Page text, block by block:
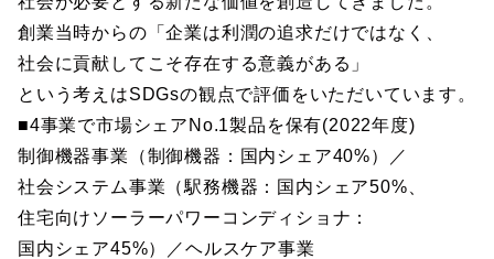
創業当時からの「企業は利潤の追求だけではなく、
社会に貢献してこそ存在する意義がある」
という考えはSDGsの観点で評価をいただいています。
■4事業で市場シェアNo.1製品を保有(2022年度)
制御機器事業（制御機器：国内シェア40%）／
社会システム事業（駅務機器：国内シェア50%、
住宅向けソーラーパワーコンディショナ：
国内シェア45%）／ヘルスケア事業